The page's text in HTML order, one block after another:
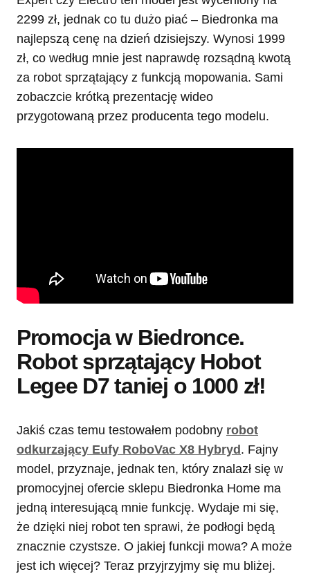
2299 zł, jednak co tu dużo piać – Biedronka ma
najlepszą cenę na dzień dzisiejszy. Wynosi 1999
zł, co według mnie jest naprawdę rozsądną kwotą
za robot sprzątający z funkcją mopowania. Sami
zobaczcie krótką prezentację wideo
przygotowaną przez producenta tego modelu.
Promocja w Biedronce.
Robot sprzątający Hobot
Legee D7 taniej o 1000 zł!
Jakiś czas temu testowałem podobny robot
odkurzający Eufy RoboVac X8 Hybryd . Fajny
model, przyznaje, jednak ten, który znalazł się w
promocyjnej ofercie sklepu Biedronka Home ma
jedną interesującą mnie funkcję. Wydaje mi się,
że dzięki niej robot ten sprawi, że podłogi będą
znacznie czystsze. O jakiej funkcji mowa? A może
jest ich więcej? Teraz przyjrzyjmy się mu bliżej.